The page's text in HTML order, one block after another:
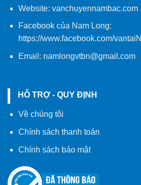
Website: vanchuyennambac.com
Facebook của Nam Long:
https://www.facebook.com/
Email: namlongvtbn@gmail.com
HỖ TRỢ - QUY ĐỊNH
Về chúng tôi
Chính sách thanh toán
Chính sách bảo mật